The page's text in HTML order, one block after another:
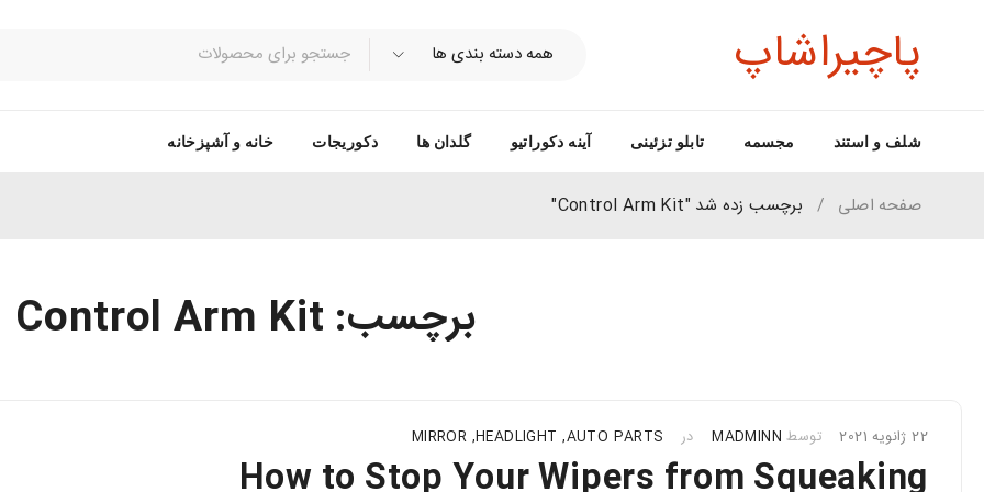
پاچیراشاپ
شلف و استند مجسمه تابلو تزئینی آینه دکوراتیو گلدان ها دکوریجات خانه و آشپزخانه
برچسب: Control Arm Kit
صفحه اصلی / برچسب زده شد "Control Arm Kit"
22 ژانویه 2021 توسط MADMINN در AUTO PARTS
,
HEADLIGHT
,
MIRROR
How to Stop Your Wipers from Squeaking